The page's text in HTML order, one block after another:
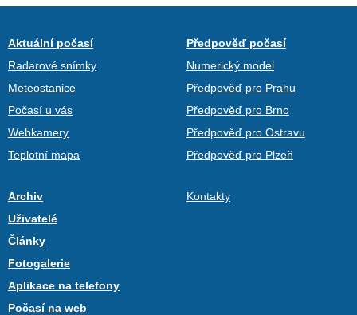
Aktuální počasí
Radarové snímky
Meteostanice
Počasí u vás
Webkamery
Teplotní mapa
Předpověď počasí
Numerický model
Předpověď pro Prahu
Předpověď pro Brno
Předpověď pro Ostravu
Předpověď pro Plzeň
Archiv
Uživatelé
Články
Fotogalerie
Aplikace na telefony
Počasí na web
Kontakty